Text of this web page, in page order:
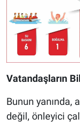
Vatandaşların
Bunun yanında,
değil, önleyici